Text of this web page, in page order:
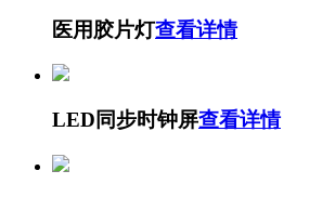
医用胶片灯查看详情
LED同步时钟屏查看详情